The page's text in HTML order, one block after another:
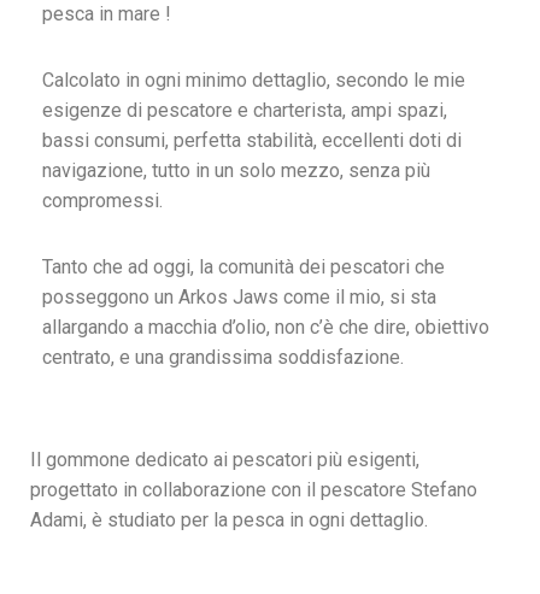
pesca in mare !
Calcolato in ogni minimo dettaglio, secondo le mie
esigenze di pescatore e charterista, ampi spazi,
bassi consumi, perfetta stabilità, eccellenti doti di
navigazione, tutto in un solo mezzo, senza più
compromessi.
Tanto che ad oggi, la comunità dei pescatori che
posseggono un Arkos Jaws come il mio, si sta
allargando a macchia d’olio, non c’è che dire, obiettivo
centrato, e una grandissima soddisfazione.
Il gommone dedicato ai pescatori più esigenti,
progettato in collaborazione con il pescatore Stefano
Adami, è studiato per la pesca in ogni dettaglio.